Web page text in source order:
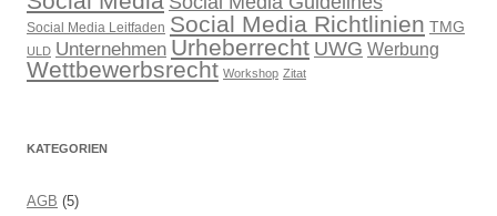
Social Media Leitfaden Social Media Richtlinien TMG
ULD Unternehmen Urheberrecht UWG Werbung
Wettbewerbsrecht Workshop Zitat
KATEGORIEN
AGB (5)